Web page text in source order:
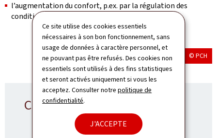
Ce site utilise des cookies essentiels
nécessaires à son bon fonctionnement, sans
usage de données à caractère personnel, et
ne pouvant pas être refusés. Des cookies non
essentiels sont utilisés à des fins statistiques
et seront activés uniquement si vous les
acceptez. Consulter notrepolitique de
confidentialité.
J'ACCEPTE
l’augmentation du confort, p.ex. par la régulation des
conditions d’accès.
© PCH
Contact CITA